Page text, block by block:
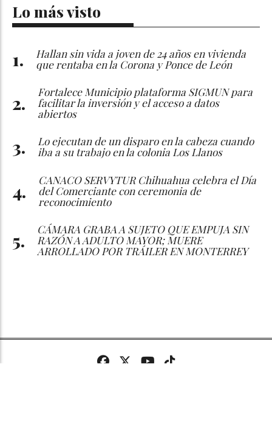
Lo más visto
Hallan sin vida a joven de 24 años en vivienda
que rentaba en la Corona y Ponce de León
Fortalece Municipio plataforma SIGMUN para
facilitar la inversión y el acceso a datos
abiertos
Lo ejecutan de un disparo en la cabeza cuando
iba a su trabajo en la colonia Los Llanos
CANACO SERVYTUR Chihuahua celebra el Día
del Comerciante con ceremonia de
reconocimiento
CÁMARA GRABA A SUJETO QUE EMPUJA SIN
RAZÓN A ADULTO MAYOR; MUERE
ARROLLADO POR TRÁILER EN MONTERREY